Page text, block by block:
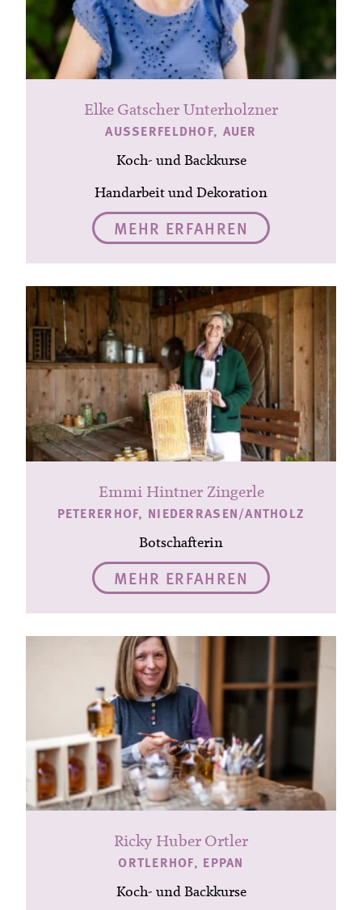
Elke Gatscher Unterholzner
AUSSERFELDHOF, AUER
Koch- und Backkurse
Handarbeit und Dekoration
MEHR ERFAHREN
Emmi Hintner Zingerle
PETERERHOF, NIEDERRASEN/ANTHOLZ
Botschafterin
MEHR ERFAHREN
Ricky Huber Ortler
ORTLERHOF, EPPAN
Koch- und Backkurse